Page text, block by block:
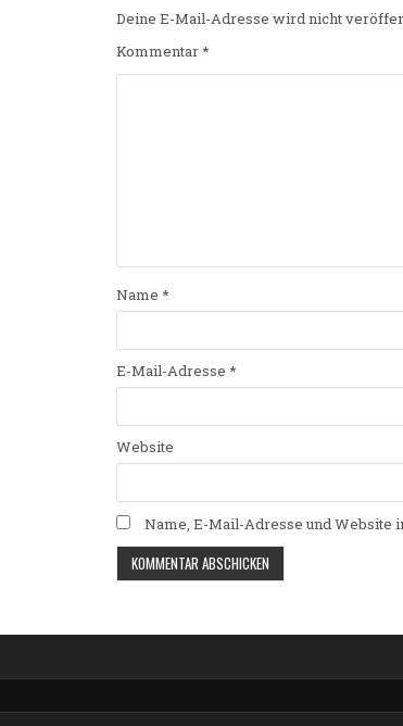
Deine E-Mail-Adresse wird nicht
Kommentar*
Name *
E-Mail-Adresse *
Website
Name, E-Mail-Adresse und Website